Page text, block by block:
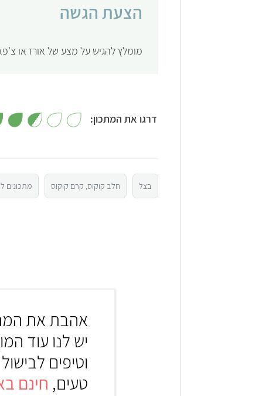
הצעת הגשה
מומלץ להגיש על מצע של אורז או
דרגו את המתכון:
3
בצל חלב קוקוס, קרם קוקוס מתכונים
אהבת את
יש לנו עוד
וטיפים
טעים, חינם